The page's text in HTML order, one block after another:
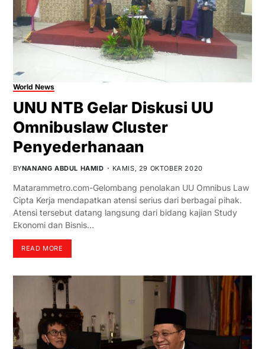
World News
UNU NTB Gelar Diskusi UU
Omnibuslaw Cluster
Penyederhanaan
BYNANANG ABDUL HAMID KAMIS, 29 OKTOBER 2020
Matarammetro.com-Gelombang penolakan UU Omnibus Law
Cipta Kerja mendapatkan atensi serius dari berbagai pihak.
Atensi tersebut datang langsung dari bidang kajian Study
Ekonomi dan Bisnis…
READ MORE